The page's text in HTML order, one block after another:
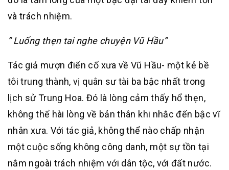
và trách nhiệm.
” Luống thẹn tai nghe chuyện Vũ Hầu”
Tác giả mượn điển cố xưa về Vũ Hầu- một kẻ bề
tôi trung thành, vị quân sư tài ba bậc nhất trong
lịch sử Trung Hoa. Đó là lòng cảm thấy hổ thẹn,
không thể hài lòng về bản thân khi nhắc đến bậc vĩ
nhân xưa. Với tác giả, không thể nào chấp nhận
một cuộc sống không công danh, một sự tồn tại
nằm ngoài trách nhiệm với dân tộc, với đất nước.